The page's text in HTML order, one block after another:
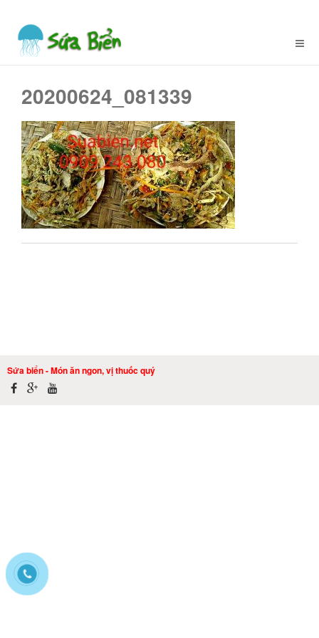
20200624_081339
Sứa biển - Món ăn ngon, vị thuốc quý